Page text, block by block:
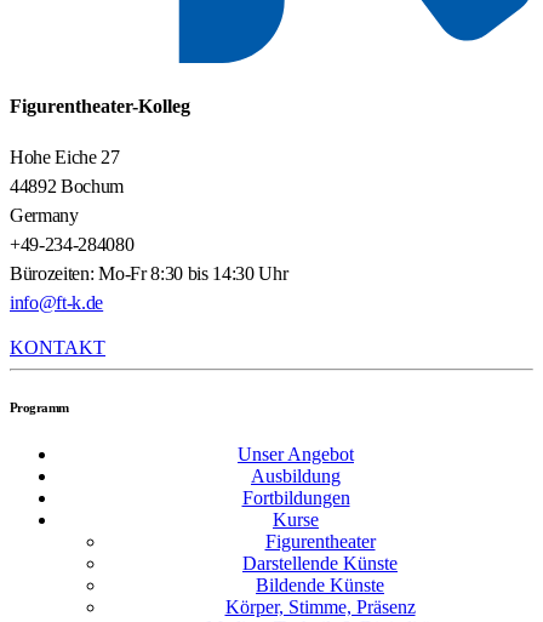
Figurentheater-Kolleg
Hohe Eiche 27
44892 Bochum
Germany
+49-234-284080
Bürozeiten: Mo-Fr 8:30 bis 14:30 Uhr
info@ft-k.de
KONTAKT
Programm
Unser Angebot
Ausbildung
Fortbildungen
Kurse
Figurentheater
Darstellende Künste
Bildende Künste
Körper, Stimme, Präsenz